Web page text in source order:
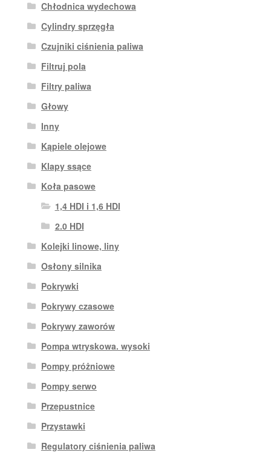
Chłodnica wydechowa
Cylindry sprzęgła
Czujniki ciśnienia paliwa
Filtruj pola
Filtry paliwa
Głowy
Inny
Kąpiele olejowe
Klapy ssące
Koła pasowe
1,4 HDI i 1,6 HDI
2.0 HDI
Kolejki linowe, liny
Osłony silnika
Pokrywki
Pokrywy czasowe
Pokrywy zaworów
Pompa wtryskowa. wysoki
Pompy próżniowe
Pompy serwo
Przepustnice
Przystawki
Regulatory ciśnienia paliwa